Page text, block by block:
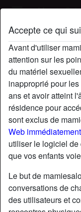
Accepte ce qui
Avant d'utiliser
attention sur les
du matériel
inapproprié pour
ans et avoir atteint
résidence pour
sont exclus de
Web
utiliser le logiciel
que vos enfants
Le but de
conversations de
des utilisateurs et
Mamie
Profil de
radio_button_checked